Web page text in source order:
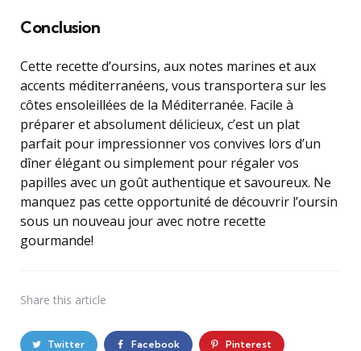
Conclusion
Cette recette d’oursins, aux notes marines et aux
accents méditerranéens, vous transportera sur les
côtes ensoleillées de la Méditerranée. Facile à
préparer et absolument délicieux, c’est un plat
parfait pour impressionner vos convives lors d’un
dîner élégant ou simplement pour régaler vos
papilles avec un goût authentique et savoureux. Ne
manquez pas cette opportunité de découvrir l’oursin
sous un nouveau jour avec notre recette
gourmande!
Share this article
Twitter Facebook Pinterest